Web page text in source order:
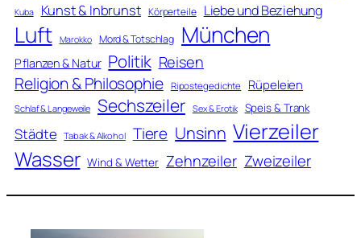
Kuba Kunst & Inbrunst Körperteile Liebe und Beziehung
Luft Marokko Mord & Totschlag München
Pflanzen & Natur Politik Reisen
Religion & Philosophie Ripostegedichte Rüpeleien
Schlaf & Langeweile Sechszeiler Sex & Erotik Speis & Trank
Städte Tabak & Alkohol Tiere Unsinn Vierzeiler
Wasser Wind & Wetter Zehnzeiler Zweizeiler